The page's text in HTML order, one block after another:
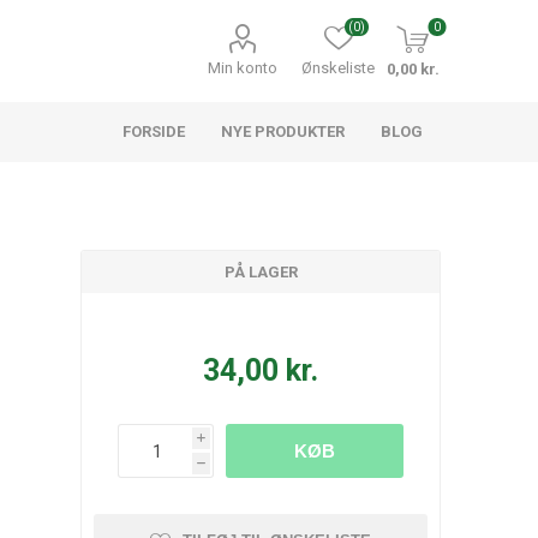
Min konto Ønskeliste
(0) 0
0,00 kr.
FORSIDE NYE PRODUKTER BLOG
PÅ LAGER
34,00 kr.
i
h
KØB